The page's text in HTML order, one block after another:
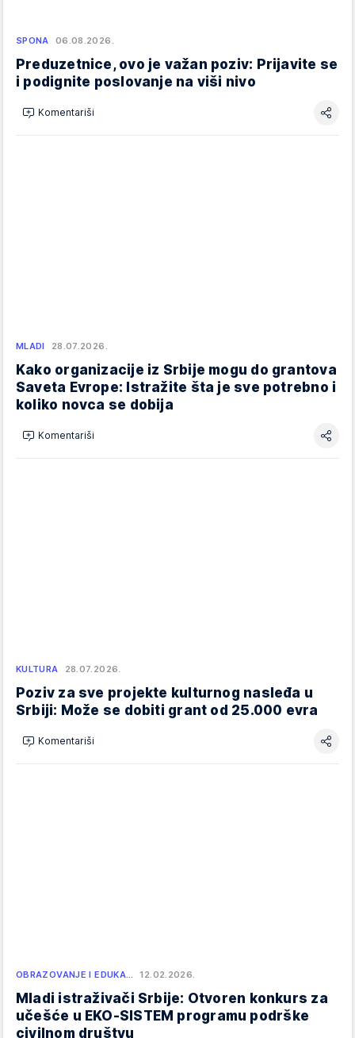
SPONA 06.08.2026.
Preduzetnice, ovo je važan poziv: Prijavite se
i podignite poslovanje na viši nivo
Komentariši
MLADI 28.07.2026.
Kako organizacije iz Srbije mogu do grantova
Saveta Evrope: Istražite šta je sve potrebno i
koliko novca se dobija
Komentariši
KULTURA 28.07.2026.
Poziv za sve projekte kulturnog nasleđa u
Srbiji: Može se dobiti grant od 25.000 evra
Komentariši
OBRAZOVANJE I EDUKA… 12.02.2026.
Mladi istraživači Srbije: Otvoren konkurs za
učešće u EKO-SISTEM programu podrške
civilnom društvu